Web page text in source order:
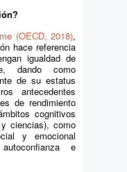
(OECD, 2018),
hace referencia
igualdad de
dando como
de su estatus
antecedentes
de rendimiento
cognitivos
ciencias), como
y emocional
e